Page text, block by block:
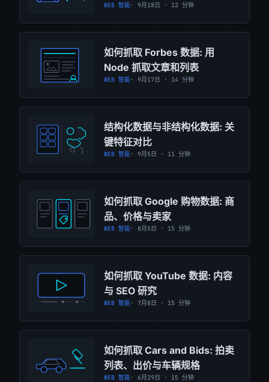
WEB 智能· 9月18日 · 12 分钟
如何抓取 Forbes 数据: 用
Node 抓取文章和列表
WEB 智能· 9月17日 · 14 分钟
结构化数据与非结构化数据: 关
键特征对比
WEB 智能· 9月5日 · 11 分钟
如何抓取 Google 购物数据: 商
品、价格与卖家
WEB 智能· 8月5日 · 15 分钟
如何抓取 YouTube 数据: 内容
与 SEO 研究
WEB 智能· 7月8日 · 15 分钟
如何抓取 Cars and Bids: 拍卖
列表、出价与车辆规格
WEB 智能· 6月29日 · 15 分钟